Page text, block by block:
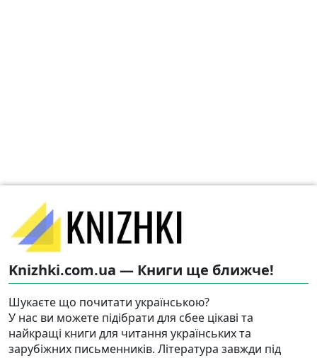
Knizhki.com.ua — Книги ще ближче!
Шукаєте що почитати українською?
У нас ви можете підібрати для сбее цікаві та
найкращі книги для читання українських та
зарубіжних письменників. Література завжди під